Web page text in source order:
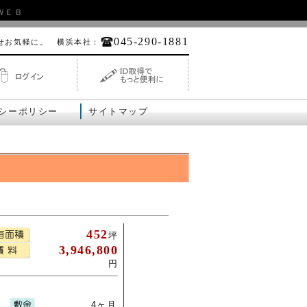
Ｂ
お気軽に。 横浜本社： 045-290-1881
ーポリシー サイトマップ
452坪
3,946,800
円
4ヶ月